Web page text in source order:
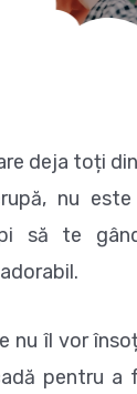
deja toți
nu
să te
nu îl vor
pentru a